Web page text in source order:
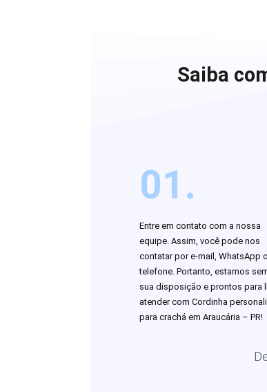
Saiba
01.
Entre em contato com a nossa
equipe. Assim, você pode nos
contatar por e-mail, WhatsApp
telefone. Portanto, estamos
sua disposição e prontos para
atender com Cordinha
para crachá em Araucária – PR!